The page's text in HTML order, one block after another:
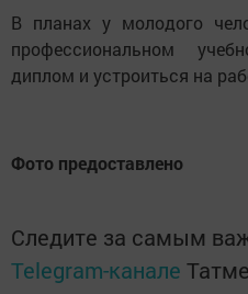
В планах у молодого
профессиональном
диплом и устроиться на
Фото предоставлено
Следите за самым
Telegram-канале